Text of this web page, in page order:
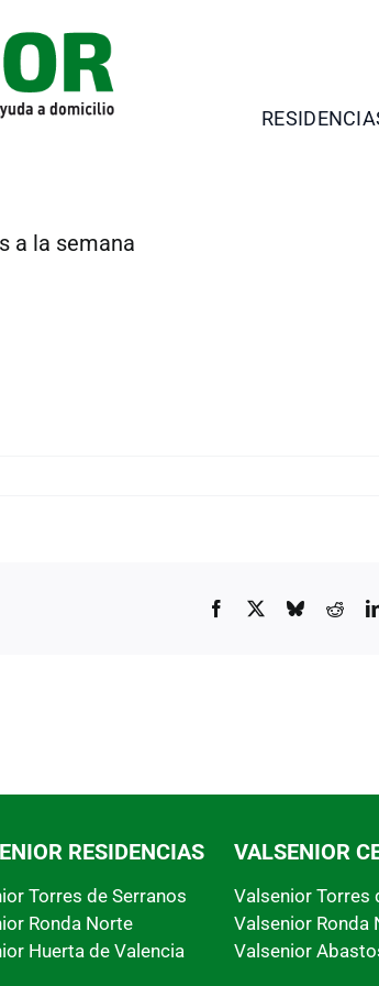
a la semana
Facebook
X Bluesky
RESIDENCIAS
Torres de Serranos
Ronda Norte
Huerta de Valencia
VALSENIOR
Valsenior Torres
Valsenior Ronda
Valsenior